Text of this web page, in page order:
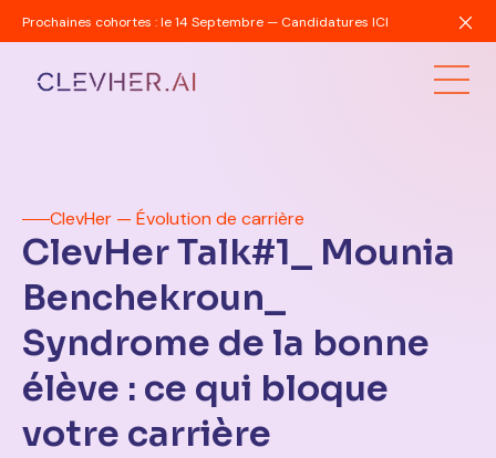
Prochaines cohortes : le 14 Septembre — Candidatures ICI
ClevHer — Évolution de carrière
ClevHer Talk#1_ Mounia
Benchekroun_
Syndrome de la bonne
élève : ce qui bloque
votre carrière